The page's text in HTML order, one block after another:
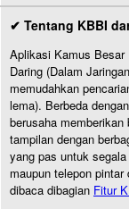
✔ Tentang KBBI
Aplikasi Kamus Besar
Daring (Dalam
memudahkan
lema). Berbeda
berusaha
tampilan dengan
yang pas untuk
maupun telepon
dibaca dibagian Fitur